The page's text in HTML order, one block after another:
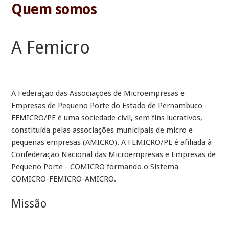
Quem somos
A Femicro
A Federação das Associações de Microempresas e
Empresas de Pequeno Porte do Estado de Pernambuco -
FEMICRO/PE é uma sociedade civil, sem fins lucrativos,
constituída pelas associações municipais de micro e
pequenas empresas (AMICRO). A FEMICRO/PE é afiliada à
Confederação Nacional das Microempresas e Empresas de
Pequeno Porte - COMICRO formando o Sistema
COMICRO-FEMICRO-AMICRO.
Missão